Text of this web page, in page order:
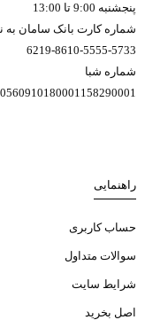
پنجشنبه 9:00 تا 13:00
شماره کارت بانک سامان به
6219-8610-5555-5733
شماره شبا
راهنمایی
حساب کاربری
سوالات متداول
شرایط سایت
اصل بخرید